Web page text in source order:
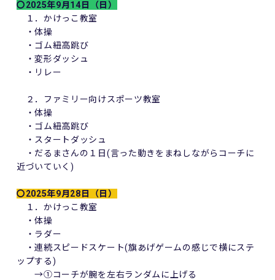
〇2025年9月14日（日）
１．かけっこ教室
・体操
・ゴム紐高跳び
・変形ダッシュ
・リレー
２．ファミリー向けスポーツ教室
・体操
・ゴム紐高跳び
・スタートダッシュ
・だるまさんの１日(言った動きをまねしながらコーチに
近づいていく)
〇2025年9月28日（日）
１．かけっこ教室
・体操
・ラダー
・連続スピードスケート(旗あげゲームの感じで横にステ
ップする)
→①コーチが腕を左右ランダムに上げる